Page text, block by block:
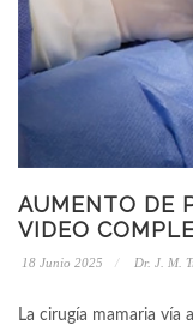
AUMENTO DE
VIDEO
18 Junio 2025 Dr. J. M.
La cirugía mamaria vía